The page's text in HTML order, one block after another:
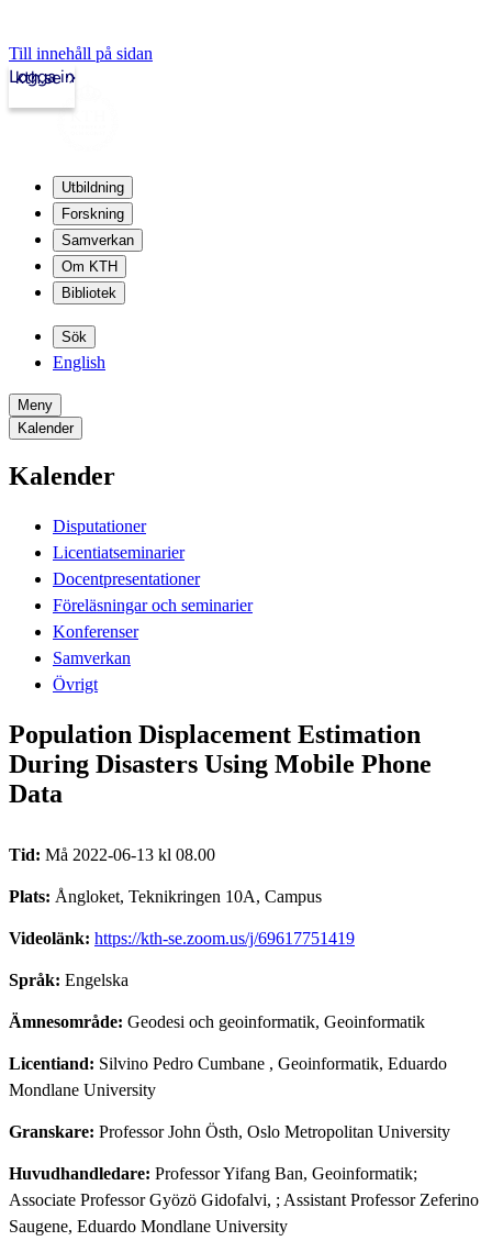
Till innehåll på sidan
kth.se
Logga in
Utbildning
Forskning
Samverkan
Om KTH
Bibliotek
Sök
English
Meny
Kalender
Kalender
Disputationer
Licentiatseminarier
Docentpresentationer
Föreläsningar och seminarier
Konferenser
Samverkan
Övrigt
Population Displacement Estimation
During Disasters Using Mobile Phone
Data
Tid: Må 2022-06-13 kl 08.00
Plats: Ångloket, Teknikringen 10A, Campus
Videolänk: https://kth-se.zoom.us/j/69617751419
Språk: Engelska
Ämnesområde: Geodesi och geoinformatik, Geoinformatik
Licentiand: Silvino Pedro Cumbane , Geoinformatik, Eduardo
Mondlane University
Granskare: Professor John Östh, Oslo Metropolitan University
Huvudhandledare: Professor Yifang Ban, Geoinformatik;
Associate Professor Gyözö Gidofalvi, ; Assistant Professor Zeferino
Saugene, Eduardo Mondlane University